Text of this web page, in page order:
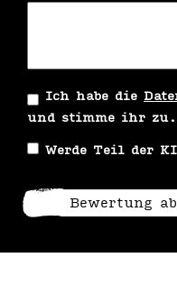
Ich habe die
und stimme ihr zu.
Werde Teil der